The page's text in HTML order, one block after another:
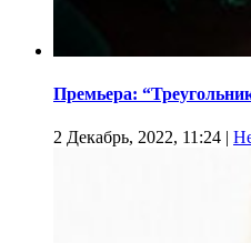
Премьера:
2 Декабрь, 2022, 11:24 |